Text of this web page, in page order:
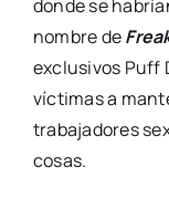
donde se
nombre de
exclusivos Puff
víctimas a
trabajadores
cosas.